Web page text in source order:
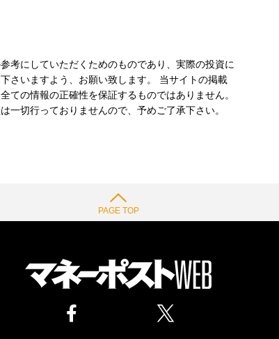
考にしていただくためのものであり、実際の投資に
さいますよう、お願い致します。 当サイトの掲載
ての情報の正確性を保証するものではありません。
一切行っておりませんので、予めご了承下さい。
PAGE TOP